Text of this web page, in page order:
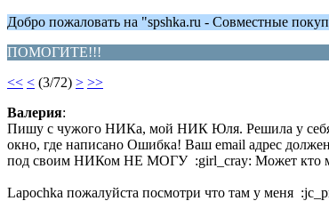
Добро пожаловать на "spshka.ru - Совместные
ПОМОГИТЕ!!!
<< < (3/72) > >>
Валерия:
Пишу с чужого НИКа, мой НИК Юля. Решила у себя
окно, где написано Ошибка! Ваш email адрес
под своим НИКом НЕ МОГУ :girl_cray: Может кто
Lapochka пожалуйста посмотри что там у меня